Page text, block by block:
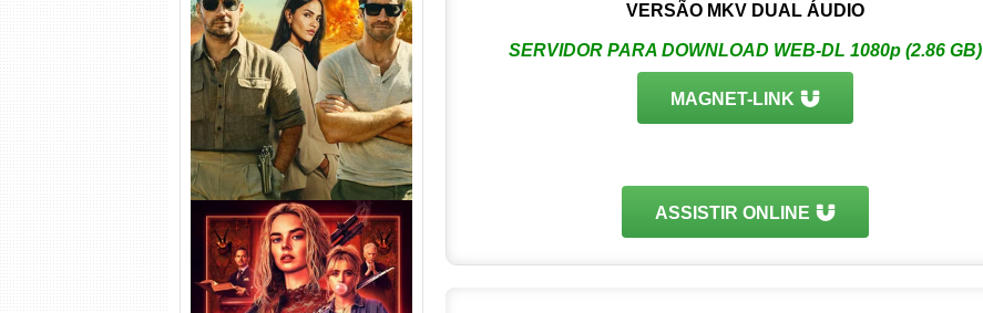
VERSÃO MKV DUAL ÁUDIO
SERVIDOR PARA DOWNLOAD WEB-DL 1080p (2.86 GB)
MAGNET-LINK
ASSISTIR ONLINE
Na Zona Cinzenta Torrent
(2026) WEB-DL 1080p/4K
Dual Áudio